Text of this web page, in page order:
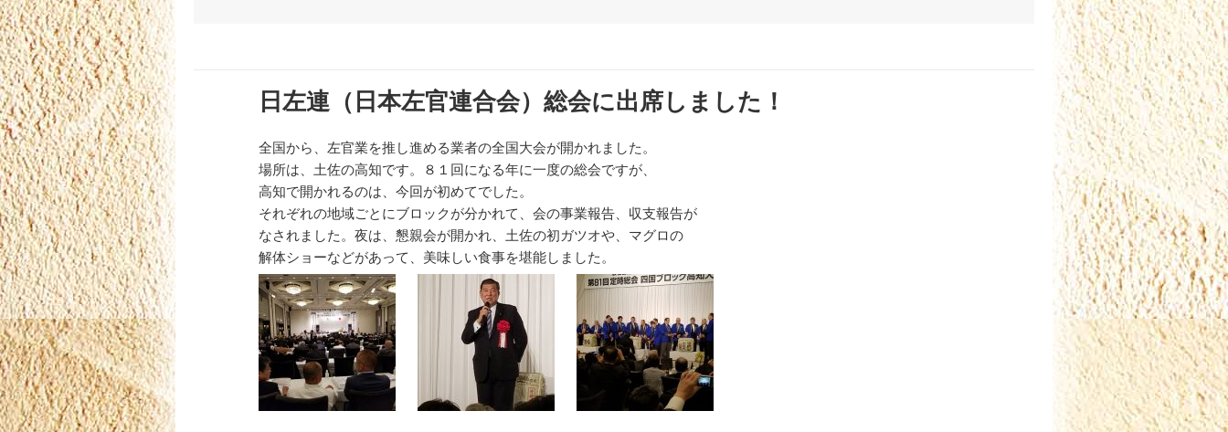
日左連（日本左官連合会）総会に出席しました！
全国から、左官業を推し進める業者の全国大会が開かれました。
場所は、土佐の高知です。８１回になる年に一度の総会ですが、
高知で開かれるのは、今回が初めてでした。
それぞれの地域ごとにブロックが分かれて、会の事業報告、収支報告が
なされました。夜は、懇親会が開かれ、土佐の初ガツオや、マグロの
解体ショーなどがあって、美味しい食事を堪能しました。